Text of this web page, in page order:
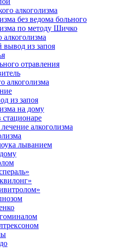
алкоголизма
без ведома больного
по методу Шичко
из запоя
отравления
алкоголизма
из запоя
на дому
алкоголизма
лыванием